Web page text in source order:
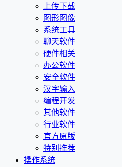
上传下载
图形图像
系统工具
聊天软件
硬件相关
办公软件
安全软件
汉字输入
编程开发
其他软件
行业软件
官方原版
特别推荐
操作系统